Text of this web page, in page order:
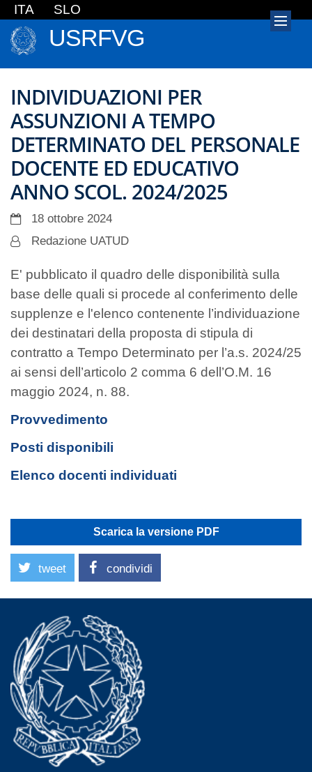
ITA SLO
USRFVG
INDIVIDUAZIONI PER
ASSUNZIONI A TEMPO
DETERMINATO DEL PERSONALE
DOCENTE ED EDUCATIVO
ANNO SCOL. 2024/2025
18 ottobre 2024
Redazione UATUD
E' pubblicato il quadro delle disponibilità sulla
base delle quali si procede al conferimento delle
supplenze e l'elenco contenente l’individuazione
dei destinatari della proposta di stipula di
contratto a Tempo Determinato per l’a.s. 2024/25
ai sensi dell’articolo 2 comma 6 dell’O.M. 16
maggio 2024, n. 88.
Provvedimento
Posti disponibili
Elenco docenti individuati
Scarica la versione PDF
tweet condividi